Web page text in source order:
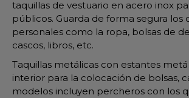
taquillas de vestuario en acero inox
públicos. Guarda de forma segura los
personales como la ropa, bolsas de
cascos, libros, etc.
Taquillas metálicas con estantes
interior para la colocación de bolsas,
modelos incluyen percheros con los